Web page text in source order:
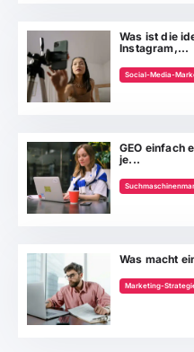
Was ist die
Instagram,...
Social-Media-
GEO einfach
je...
Was macht
Marketing-